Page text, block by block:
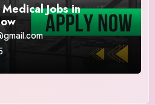
Jobs in